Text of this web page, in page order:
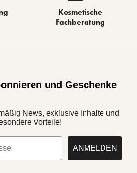
Kosmetische
Fachberatung
und Geschenke
News, exklusive Inhalte und
Vorteile!
ANMELDEN